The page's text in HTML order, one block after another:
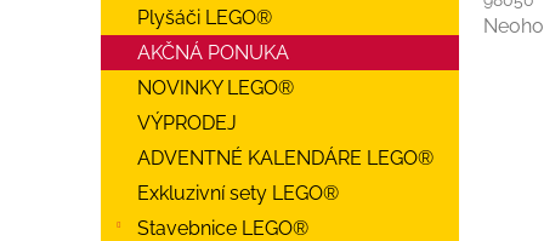
p
Plyšáči LEGO®
AKČNÁ PONUKA
NOVINKY LEGO®
VÝPRODEJ
ADVENTNÉ KALENDÁRE LEGO®
Exkluzivní sety LEGO®
Stavebnice LEGO®